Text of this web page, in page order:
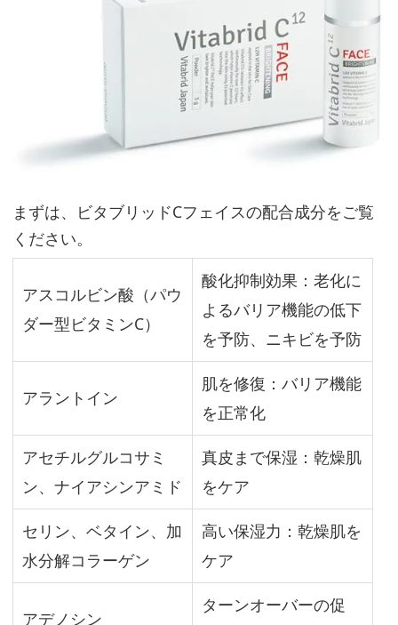
低
激
を
心
け
て
乾
燥
が
く
まずは、ビタブリッドCフェイスの配合成分をご覧
ください。
アスコルビン酸（パウ
ダー型ビタミンC）
酸化抑制効果：老化に
よるバリア機能の低下
を予防、ニキビを予防
アラントイン
肌を修復：バリア機能
を正常化
アセチルグルコサミ
ン、ナイアシンアミド
真皮まで保湿：乾燥肌
をケア
セリン、ベタイン、加
水分解コラーゲン
高い保湿力：乾燥肌を
ケア
アデノシン
ターンオーバーの促